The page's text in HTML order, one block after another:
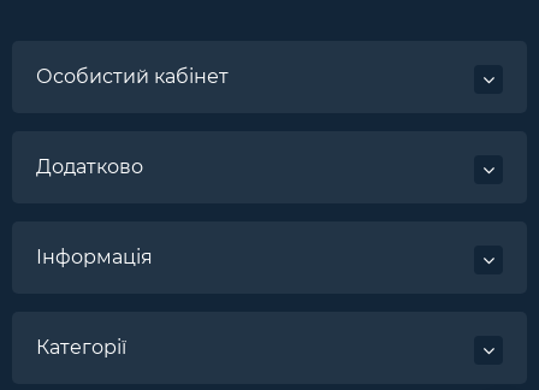
Особистий кабінет
Додатково
Інформація
Категорії